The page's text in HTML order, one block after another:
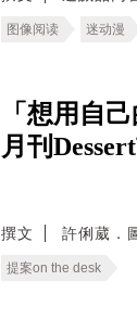
图像阅读 迷动漫
「想用自
月刊
撰文 許俐葳．
提案on the desk